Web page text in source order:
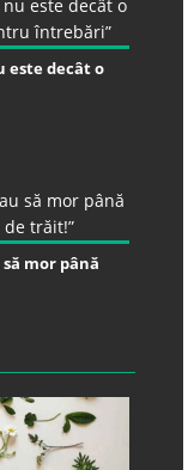
este decât o
mor până